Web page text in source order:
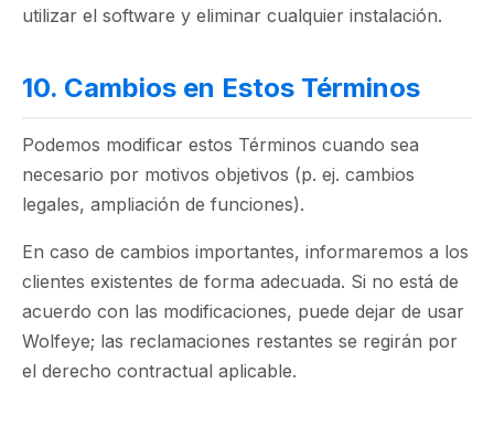
utilizar el software y eliminar cualquier instalación.
10. Cambios en Estos Términos
Podemos modificar estos Términos cuando sea
necesario por motivos objetivos (p. ej. cambios
legales, ampliación de funciones).
En caso de cambios importantes, informaremos a los
clientes existentes de forma adecuada. Si no está de
acuerdo con las modificaciones, puede dejar de usar
Wolfeye; las reclamaciones restantes se regirán por
el derecho contractual aplicable.